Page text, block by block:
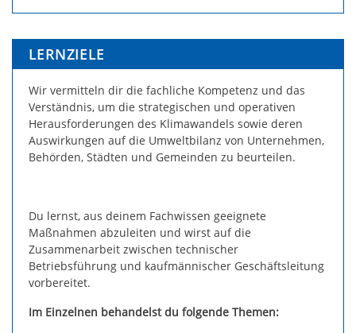
LERNZIELE
Wir vermitteln dir die fachliche Kompetenz und das
Verständnis, um die strategischen und operativen
Herausforderungen des Klimawandels sowie deren
Auswirkungen auf die Umweltbilanz von Unternehmen,
Behörden, Städten und Gemeinden zu beurteilen.
Du lernst, aus deinem Fachwissen geeignete
Maßnahmen abzuleiten und wirst auf die
Zusammenarbeit zwischen technischer
Betriebsführung und kaufmännischer Geschäftsleitung
vorbereitet.
Im Einzelnen behandelst du folgende Themen: